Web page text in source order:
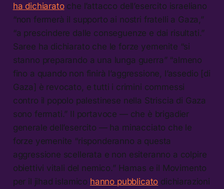
ha dichiaratoche l’attacco dell’esercito israeliano
“non fermerà il supporto ai nostri fratelli a Gaza,”
“a prescindere dalle conseguenze e dai risultati.”
Saree ha dichiarato che le forze yemenite “si
stanno preparando a una lunga guerra” “almeno
fino a quando non finirà l’aggressione, l’assedio [di
Gaza] è revocato, e tutti i crimini commessi
contro il popolo palestinese nella Striscia di Gaza
sono fermati.” Il portavoce — che è brigadier
generale dell’esercito — ha minacciato che le
forze yemenite “risponderanno a questa
aggressione scellerata e non esiteranno a colpire
obiettivi vitali del nemico.” Hamas e il Movimento
per il jihad islamico hanno pubblicato dichiarazioni